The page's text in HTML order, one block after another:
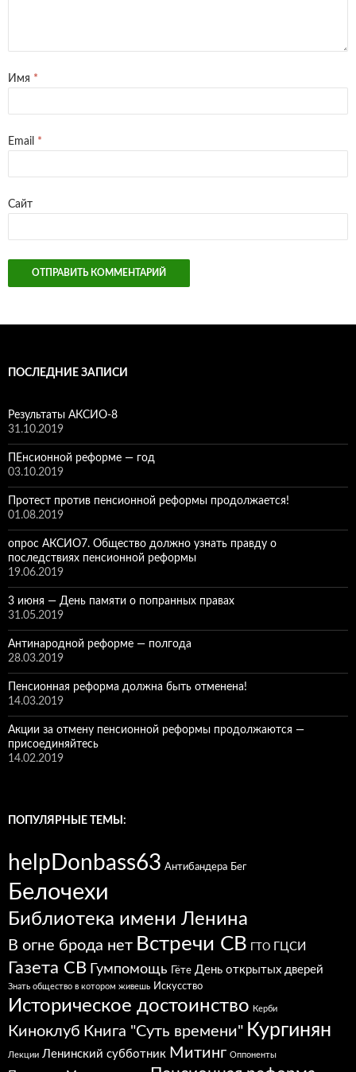
Имя *
Email *
Сайт
ПОСЛЕДНИЕ ЗАПИСИ
Результаты АКСИО-8
31.10.2019
ПЕнсионной реформе — год
03.10.2019
Протест против пенсионной реформы продолжается!
01.08.2019
опрос АКСИО7. Общество должно узнать правду о
последствиях пенсионной реформы
19.06.2019
3 июня — День памяти о попранных правах
31.05.2019
Антинародной реформе — полгода
28.03.2019
Пенсионная реформа должна быть отменена!
14.03.2019
Акции за отмену пенсионной реформы продолжаются —
присоединяйтесь
14.02.2019
ПОПУЛЯРНЫЕ ТЕМЫ:
helpDonbass63 Антибандера Бег
Белочехи
Библиотека имени Ленина
В огне брода нет Встречи СВ ГТО ГЦСИ
Газета СВ Гумпомощь Гёте День открытых дверей
Знать общество в котором живешь Искусство
Историческое достоинство Керби
Киноклуб Книга "Суть времени" Кургинян
Лекции Ленинский субботник Митинг Оппоненты